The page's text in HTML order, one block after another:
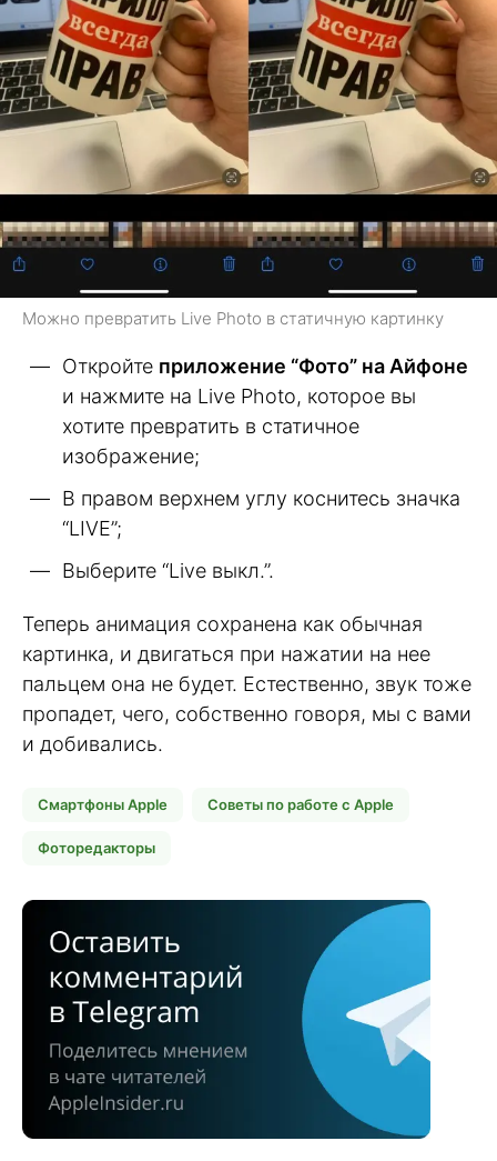
Можно превратить Live Photo в статичную картинку
Откройте приложение “Фото” на Айфоне
и нажмите на Live Photo, которое вы
хотите превратить в статичное
изображение;
В правом верхнем углу коснитесь значка
“LIVE”;
Выберите “Live выкл.”.
Теперь анимация сохранена как обычная
картинка, и двигаться при нажатии на нее
пальцем она не будет. Естественно, звук тоже
пропадет, чего, собственно говоря, мы с вами
и добивались.
Смартфоны Apple Советы по работе с Apple
Фоторедакторы